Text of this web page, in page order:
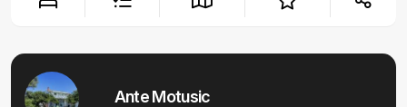
Ante Motusic